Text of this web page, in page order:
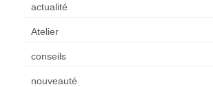
actualité
Atelier
conseils
nouveauté